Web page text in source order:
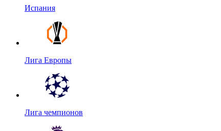
Испания
Лига Европы
Лига чемпионов